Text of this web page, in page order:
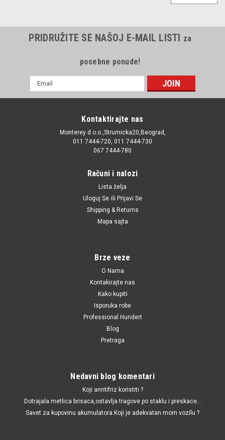
H7 / 20912708 / 32009 / 14145090 / N10320101 /
N10320102 / N10320103 / N10323001 / 63120026294 / 63126904931 /
Sijalica za far H7 12V55W
DODAJ U KORPU
PRIDRUŽITE SE NAŠOJ E-MAIL LISTI za
posebne ponude!
mail
Kontaktirajte nas
Monterey d.o.o.,Strumicka20,Beograd,
011 7444-720, 011 7444-730
067 7444-780
Računi i nalozi
Lista želja
Uloguj Se ili Prijavi Se
Shipping & Returns
Mapa sajta
Brze veze
O Nama
Kontakirajte nas
Kako kupiti
Isporuka robe
Professional Hundert
Blog
Pretraga
Nedavni blog komentari
Koji anntifriz koristiti ?
Dotrajala metlica brisaca,ostavlja tragove po staklu i preskace...
Savet za kupovinu akumulatora.Koji je adekvatan mom vozilu ?